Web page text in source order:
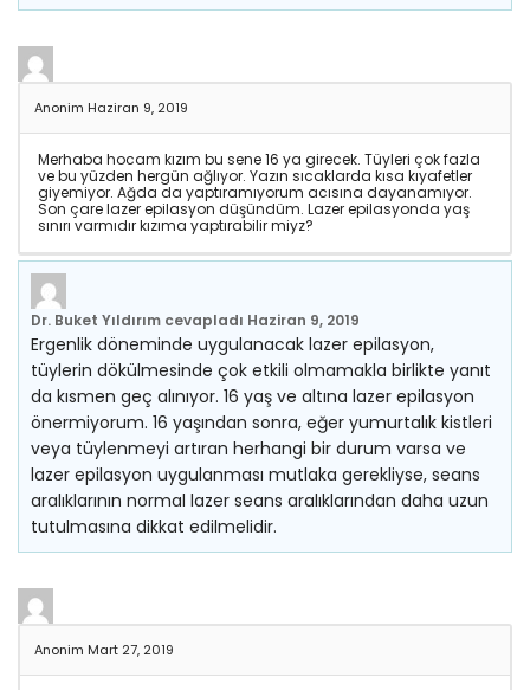
Anonim Haziran 9, 2019
Merhaba hocam kızım bu sene 16 ya girecek. Tüyleri çok fazla
ve bu yüzden hergün ağlıyor. Yazın sıcaklarda kısa kıyafetler
giyemiyor. Ağda da yaptıramıyorum acısına dayanamıyor.
Son çare lazer epilasyon düşündüm. Lazer epilasyonda yaş
sınırı varmıdır kızıma yaptırabilir miyz?
Dr. Buket Yıldırım cevapladı Haziran 9, 2019
Ergenlik döneminde uygulanacak lazer epilasyon,
tüylerin dökülmesinde çok etkili olmamakla birlikte yanıt
da kısmen geç alınıyor. 16 yaş ve altına lazer epilasyon
önermiyorum. 16 yaşından sonra, eğer yumurtalık kistleri
veya tüylenmeyi artıran herhangi bir durum varsa ve
lazer epilasyon uygulanması mutlaka gerekliyse, seans
aralıklarının normal lazer seans aralıklarından daha uzun
tutulmasına dikkat edilmelidir.
Anonim Mart 27, 2019